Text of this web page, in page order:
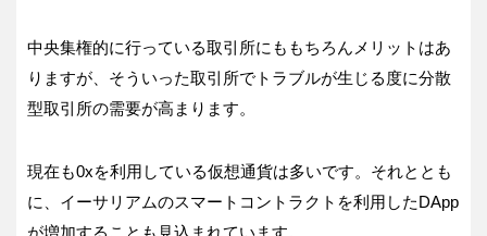
中央集権的に行っている取引所にももちろんメリットはあ
りますが、そういった取引所でトラブルが生じる度に分散
型取引所の需要が高まります。
現在も0xを利用している仮想通貨は多いです。それととも
に、イーサリアムのスマートコントラクトを利用したDApp
が増加することも見込まれています。